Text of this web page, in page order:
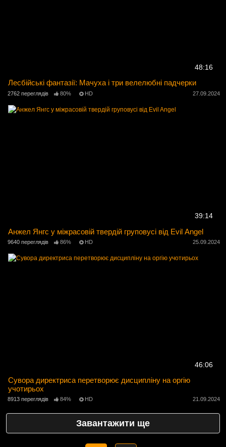
48:16
Лесбійські фантазії: Мачуха і три велелюбні падчерки
2762 переглядів 80% HD 27.09.2024
39:14
Анжел Янгс у міжрасовій твердій груповусі від Evil Angel
9640 переглядів 86% HD 25.09.2024
46:06
Сувора директриса перетворює дисципліну на оргію
учотирьох
8913 переглядів 84% HD 21.09.2024
Завантажити ще